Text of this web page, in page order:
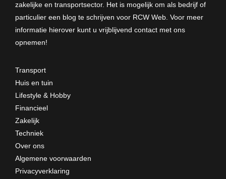
zakelijke en transportsector. Het is mogelijk om als bedrijf of
particulier een blog te schrijven voor RCW Web. Voor meer
informatie hierover kunt u vrijblijvend contact met ons
opnemen!
Transport
Huis en tuin
Lifestyle & Hobby
Financieel
Zakelijk
Techniek
Over ons
Algemene voorwaarden
Privacyverklaring